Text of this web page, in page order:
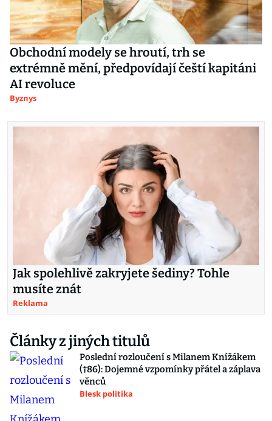
Obchodní modely se hroutí, trh se
extrémně mění, předpovídají čeští kapitáni
AI revoluce
Byznys
Jak spolehlivě zakryjete šediny? Tohle
musíte znát
Reklama
Články z jiných titulů
Poslední rozloučení s Milanem Knížákem
(†86): Dojemné vzpomínky přátel a záplava
věnců
Blesk politika